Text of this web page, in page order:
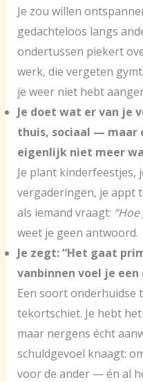
Je zou willen
gedachteloos langs
ondertussen piekert
werk, die vergeten
je weer niet hebt
Je doet wat er van je
thuis, sociaal — maar
eigenlijk niet meer
Je plant kinderfeestjes,
vergaderingen, je appt
als iemand vraagt:
weet je geen antwoord.
Je zegt: “Het gaat
vanbinnen voel je
Een soort onderhuidse
tekortschiet. Je hebt
maar nergens écht
schuldgevoel knaagt:
voor de ander — én al